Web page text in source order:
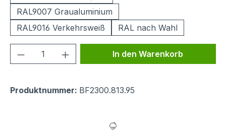
RAL9007 Graualuminium
RAL9016 Verkehrsweiß
RAL nach Wahl
Produkt Anzahl: Gib denIn den Warenkorb
Produktnummer: BF2300.813.95